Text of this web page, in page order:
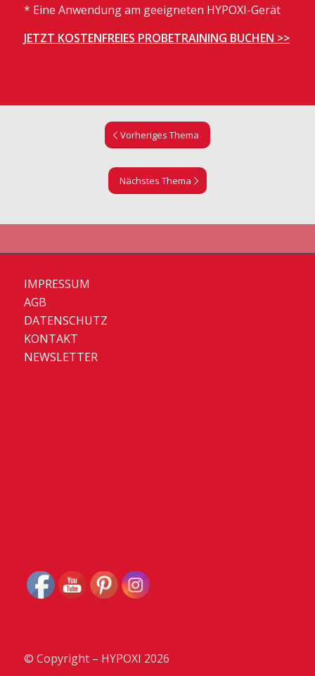
* Eine Anwendung am geeigneten HYPOXI-Gerät
JETZT KOSTENFREIES PROBETRAINING BUCHEN >>
Vorheriges Thema
Nächstes Thema
IMPRESSUM
AGB
DATENSCHUTZ
KONTAKT
NEWSLETTER
© Copyright – HYPOXI 2026